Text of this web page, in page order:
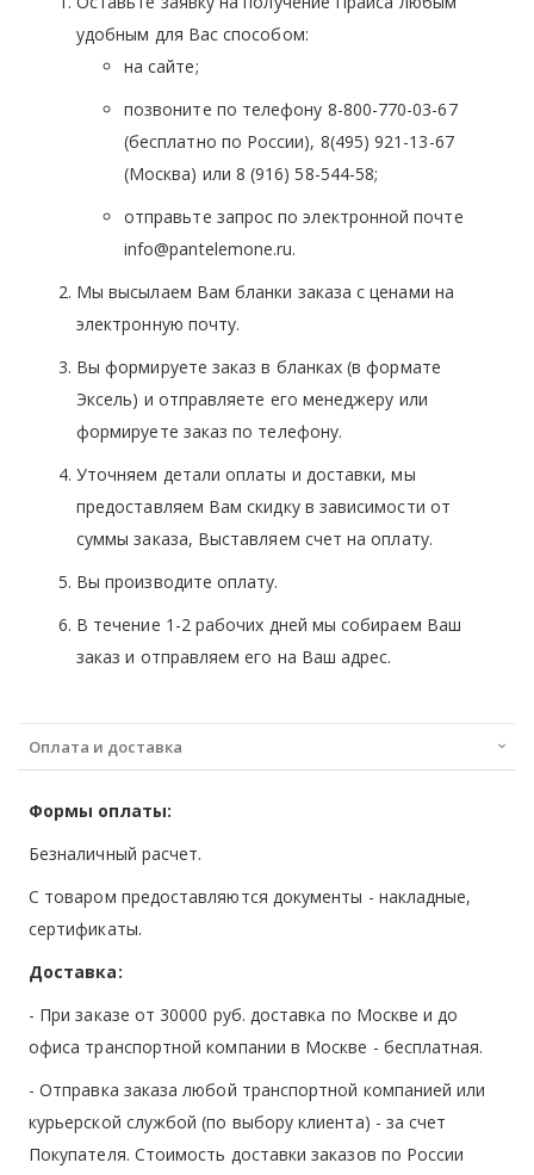
удобным для Вас способом:
на сайте;
позвоните по телефону 8-800-770-03-67
(бесплатно по России), 8(495) 921-13-67
(Москва) или 8 (916) 58-544-58;
отправьте запрос по электронной почте
info@pantelemone.ru.
Мы высылаем Вам бланки заказа с ценами на
электронную почту.
Вы формируете заказ в бланках (в формате
Эксель) и отправляете его менеджеру или
формируете заказ по телефону.
Уточняем детали оплаты и доставки, мы
предоставляем Вам скидку в зависимости от
суммы заказа, Выставляем счет на оплату.
Вы производите оплату.
В течение 1-2 рабочих дней мы собираем Ваш
заказ и отправляем его на Ваш адрес.
Оплата и доставка
Формы оплаты:
Безналичный расчет.
С товаром предоставляются документы - накладные,
сертификаты.
Доставка:
- При заказе от 30000 руб. доставка по Москве и до
офиса транспортной компании в Москве - бесплатная.
- Отправка заказа любой транспортной компанией или
курьерской службой (по выбору клиента) - за счет
Покупателя. Стоимость доставки заказов по России